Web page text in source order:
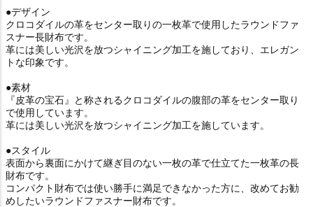
●デザイン
クロコダイルの革をセンター取りの一枚革で使用したラウンドファ
スナー長財布です。
革には美しい光沢を放つシャイニング加工を施しており、エレガン
トな印象です。
●素材
『皮革の宝石』と称されるクロコダイルの腹部の革をセンター取り
で使用しています。
革には美しい光沢を放つシャイニング加工を施しています。
●スタイル
表面から裏面にかけて継ぎ目のない一枚の革で仕立てた一枚革の長
財布です。
コンパクト財布では使い勝手に満足できなかった方に、改めてお勧
めしたいラウンドファスナー財布です。